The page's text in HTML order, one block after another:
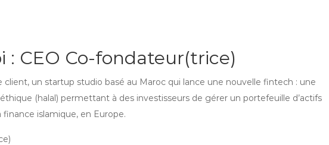
: CEO Co-fondateur(trice)
client, un startup studio basé au Maroc qui lance une nouvelle fintech : une
(halal) permettant à des investisseurs de gérer un portefeuille d’actifs
islamique, en Europe.